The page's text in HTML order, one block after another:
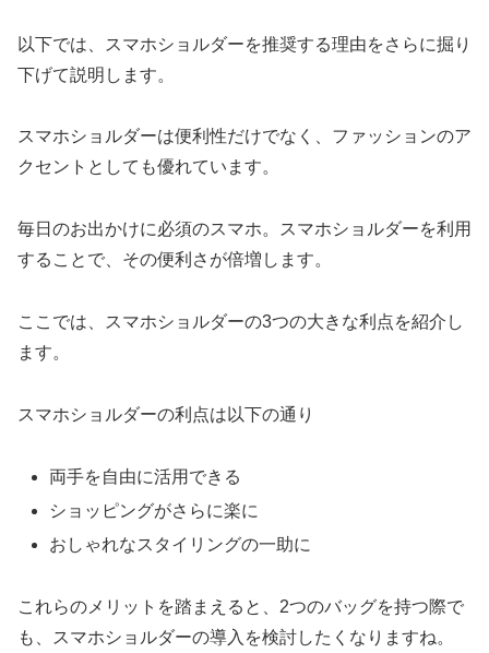
以下では、スマホショルダーを推奨する理由をさらに掘り
下げて説明します。
スマホショルダーは便利性だけでなく、ファッションのア
クセントとしても優れています。
毎日のお出かけに必須のスマホ。スマホショルダーを利用
することで、その便利さが倍増します。
ここでは、スマホショルダーの3つの大きな利点を紹介し
ます。
スマホショルダーの利点は以下の通り
両手を自由に活用できる
ショッピングがさらに楽に
おしゃれなスタイリングの一助に
これらのメリットを踏まえると、2つのバッグを持つ際で
も、スマホショルダーの導入を検討したくなりますね。